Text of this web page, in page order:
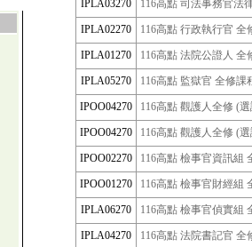
IPLA03270 116高點 司法事務官法
IPLA02270 116高點 行政執行官 全
IPLA01270 116高點 法院公證人 全
IPLA05270 116高點 監獄官 全修課
IPOO04270 116高點 觀護人全修 (
IPOO04270 116高點 觀護人全修 (
IPOO02270 116高點 檢事官資訊組
IPOO01270 116高點 檢事官財經組
IPLA06270 116高點 檢事官偵實組
IPLA04270 116高點 法院書記官 全